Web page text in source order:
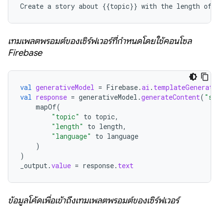
Create a story about {{topic}} with the length of
เทมเพลตพรอมต์ของเซิร์ฟเวอร์ที่กำหนดโดยใช้คอนโซล
Firebase
val generativeModel = Firebase.ai .
val response = generativeModel .generateContent(
mapOf(
"topic"
to topic,
"length"
to length,
"language"
to language
)
)
_output.value = response. text
ข้อมูลโค้ดเพื่อเข้าถึงเทมเพลตพรอมต์ของเซิร์ฟเวอร์